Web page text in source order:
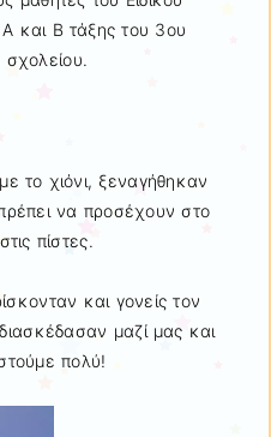
και Β τάξης του 3ου
σχολείου.
το χιόνι, ξεναγήθηκαν
να προσέχουν στο
πίστες.
και γονείς τον
μαζί μας και
πολύ!